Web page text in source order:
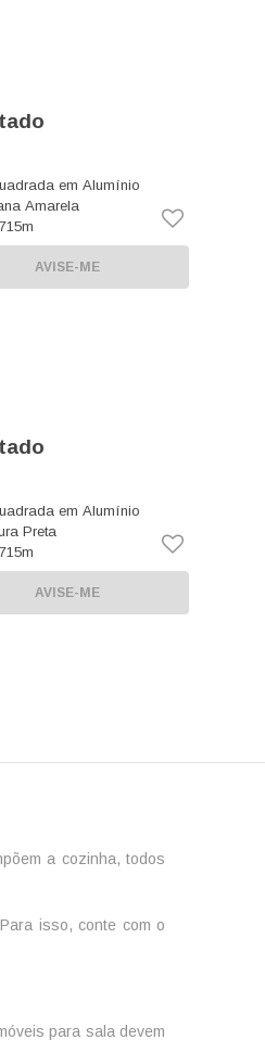
em Alumínio
Amarela
AVISE-ME
em Alumínio
Preta
AVISE-ME
a cozinha, todos
isso, conte com o
para sala devem